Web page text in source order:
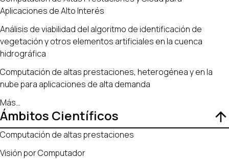
Aplicaciones de Alto Interés
Análisis de viabilidad del algoritmo de identificación de
vegetación y otros elementos artificiales en la cuenca
hidrográfica
Computación de altas prestaciones, heterogénea y en la
nube para aplicaciones de alta demanda
Más...
Ámbitos Científicos
Computación de altas prestaciones
Visión por Computador